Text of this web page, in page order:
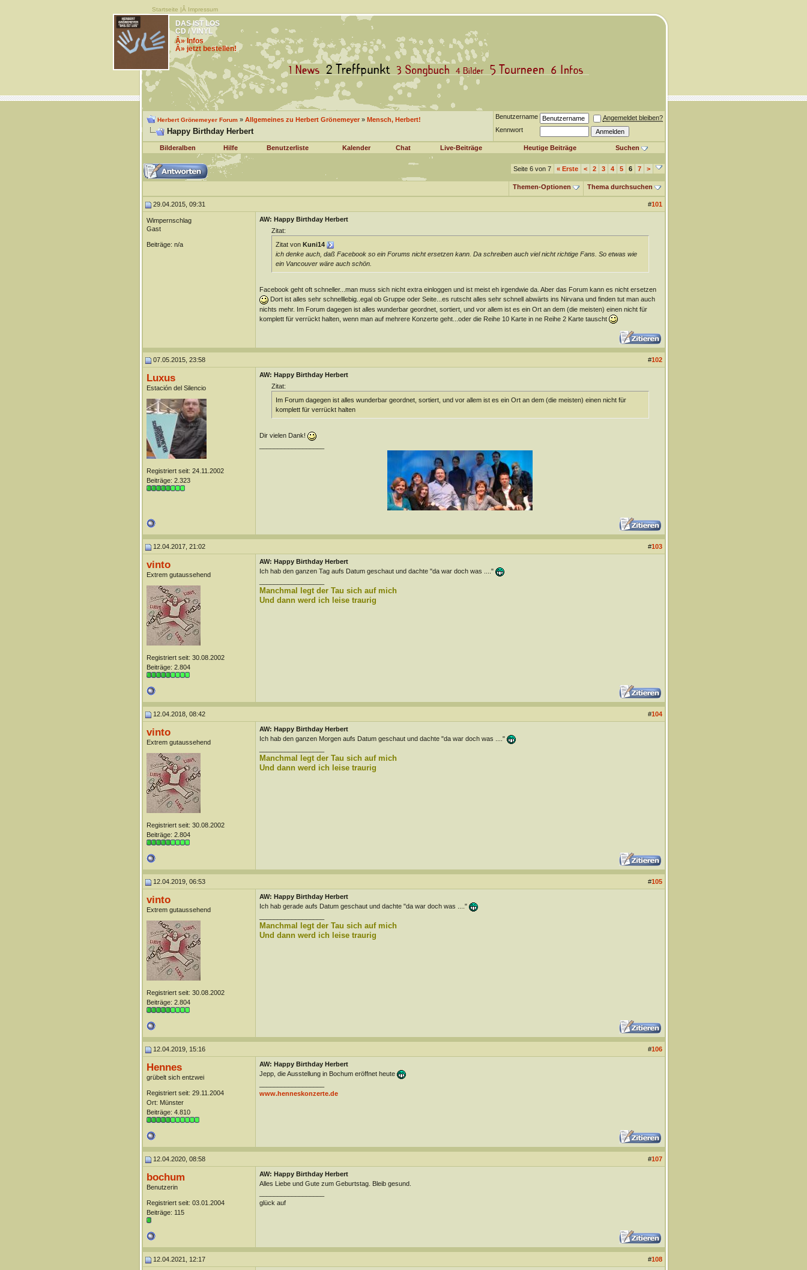
Startseite |Â Impressum
DAS IST LOS
CD / VINYL
Â» Infos
Â» jetzt bestellen!
Herbert Grönemeyer Forum» Allgemeines zu Herbert Grönemeyer» Mensch, Herbert!
Happy Birthday Herbert
Benutzername
Angemeldet bleiben?
Kennwort
Bilderalben Hilfe Benutzerliste Kalender Chat Live-Beiträge Heutige Beiträge Suchen
Seite 6 von 7 «Erste < 2 3 4 5 6 7 >
Themen-Optionen Thema durchsuchen
29.04.2015, 09:31 #101
Wimpernschlag
Gast
Beiträge: n/a
AW: Happy Birthday Herbert
Zitat:
Zitat von Kuni14
ich denke auch, daß Facebook so ein Forums nicht ersetzen kann. Da schreiben auch viel nicht richtige Fans. So etwas wie
ein Vancouver wäre auch schön.
Facebook geht oft schneller...man muss sich nicht extra einloggen und ist meist eh irgendwie da. Aber das Forum kann es nicht ersetzen
Dort ist alles sehr schnelllebig..egal ob Gruppe oder Seite...es rutscht alles sehr schnell abwärts ins Nirvana und finden tut man auch
nichts mehr. Im Forum dagegen ist alles wunderbar geordnet, sortiert, und vor allem ist es ein Ort an dem (die meisten) einen nicht für
komplett für verrückt halten, wenn man auf mehrere Konzerte geht...oder die Reihe 10 Karte in ne Reihe 2 Karte tauscht
07.05.2015, 23:58 #102
Luxus
Estación del Silencio
Registriert seit: 24.11.2002
Beiträge: 2.323
AW: Happy Birthday Herbert
Zitat:
Im Forum dagegen ist alles wunderbar geordnet, sortiert, und vor allem ist es ein Ort an dem (die meisten) einen nicht für
komplett für verrückt halten
Dir vielen Dank!
12.04.2017, 21:02 #103
vinto
Extrem gutaussehend
Registriert seit: 30.08.2002
Beiträge: 2.804
AW: Happy Birthday Herbert
Ich hab den ganzen Tag aufs Datum geschaut und dachte "da war doch was ...."
Manchmal legt der Tau sich auf mich
Und dann werd ich leise traurig
12.04.2018, 08:42 #104
vinto
Extrem gutaussehend
Registriert seit: 30.08.2002
Beiträge: 2.804
AW: Happy Birthday Herbert
Ich hab den ganzen Morgen aufs Datum geschaut und dachte "da war doch was ...."
Manchmal legt der Tau sich auf mich
Und dann werd ich leise traurig
12.04.2019, 06:53 #105
vinto
Extrem gutaussehend
Registriert seit: 30.08.2002
Beiträge: 2.804
AW: Happy Birthday Herbert
Ich hab gerade aufs Datum geschaut und dachte "da war doch was ...."
Manchmal legt der Tau sich auf mich
Und dann werd ich leise traurig
12.04.2019, 15:16 #106
Hennes
grübelt sich entzwei
Registriert seit: 29.11.2004
Ort: Münster
Beiträge: 4.810
AW: Happy Birthday Herbert
Jepp, die Ausstellung in Bochum eröffnet heute
www.henneskonzerte.de
12.04.2020, 08:58 #107
bochum
Benutzerin
Registriert seit: 03.01.2004
Beiträge: 115
AW: Happy Birthday Herbert
Alles Liebe und Gute zum Geburtstag. Bleib gesund.
glück auf
12.04.2021, 12:17 #108